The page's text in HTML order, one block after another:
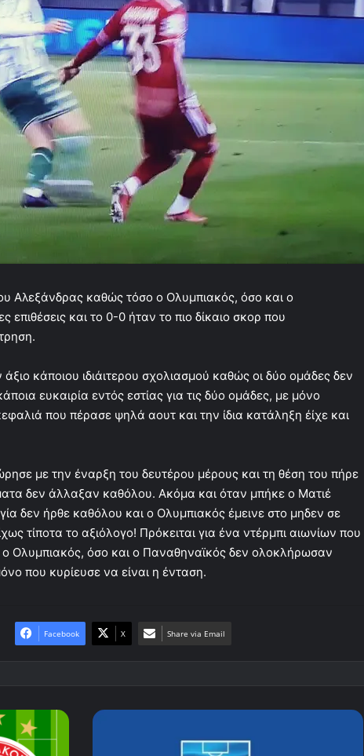
Αλεξάνδρας καθώς τόσο ο Ολυμπιακός, όσο και ο
και το 0-0 ήταν το πιο δίκαιο σκορ που
κάποιου ιδιάιτερου σχολιασμού καθώς οι δύο ομάδες δεν
ευκαιρία εντός εστίας για τις δύο ομάδες, με μόνο
που πέρασε ψηλά αουτ και την ίδια κατάληξη έίχε και
με την έναρξη του δευτέρου μέρους και τη θέση του πήρε
δεν άλλαξαν καθόλου. Ακόμα και όταν μπήκε ο Ματιέ
δεν ήρθε καθόλου και ο Ολυμπιακός έμεινε στο μηδεν σε
τίποτα το αξιόλογο! Πρόκειται για ένα ντέρμπι αιωνίων που
Ολυμπιακός, όσο και ο Παναθηναϊκός δεν ολοκλήρωσαν
που κυρίευσε να είναι η ένταση.
Facebook X Share via Email
Η